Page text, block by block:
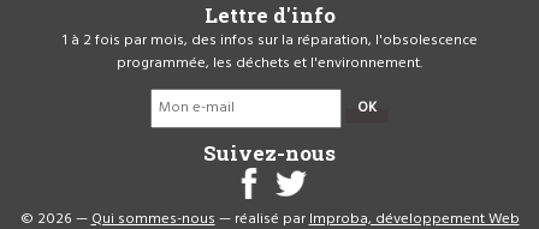
Lettre d'info
1 à 2 fois par mois, des infos sur la réparation, l'obsolescence
programmée, les déchets et l'environnement.
OK
Suivez-nous
© 2026 —Qui sommes-nous— réalisé parImproba, développement Web